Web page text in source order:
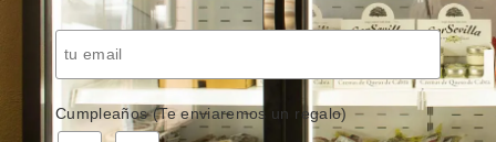
Cumpleaños (Te enviaremos un regalo)